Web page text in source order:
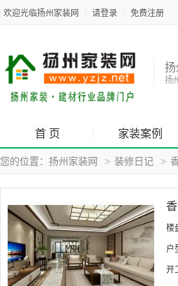
欢迎光临扬州家装网 请登录 免费注册
扬
首 页 家装案例
您的位置： 扬州家装网 > 装修日记 >
楼
户
开